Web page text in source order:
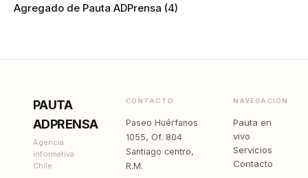
Agregado de Pauta ADPrensa (4)
PAUTA
ADPRENSA
Agencia
informativa ·
Chile
CONTACTO
Paseo Huérfanos
1055, Of. 804
Santiago centro,
R.M.
NAVEGACIÓN
Pauta en
vivo
Servicios
Contacto